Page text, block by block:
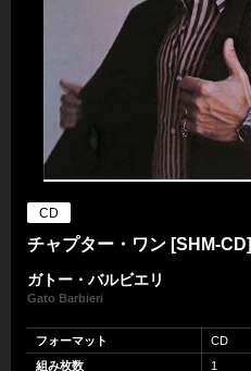
CD
チャプター・ワン [SHM-CD]
ガトー・バルビエリ
Gato Barbieri
フォーマット
CD
組み枚数
1